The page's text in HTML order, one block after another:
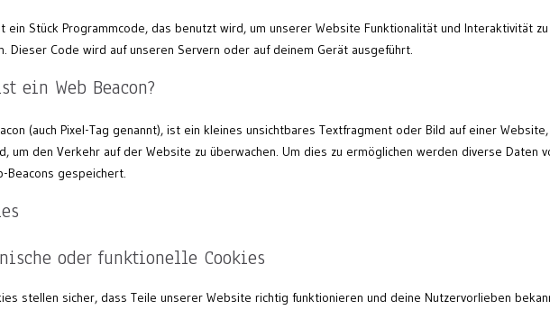
ein Stück Programmcode, das benutzt wird, um unserer Website Funktionalität und Interaktivität zu
Dieser Code wird auf unseren Servern oder auf deinem Gerät ausgeführt.
ein Web Beacon?
(auch Pixel-Tag genannt), ist ein kleines unsichtbares Textfragment oder Bild auf einer
um den Verkehr auf der Website zu überwachen. Um dies zu ermöglichen werden diverse Daten
Beacons gespeichert.
oder funktionelle Cookies
stellen sicher, dass Teile unserer Website richtig funktionieren und deine Nutzervorlieben